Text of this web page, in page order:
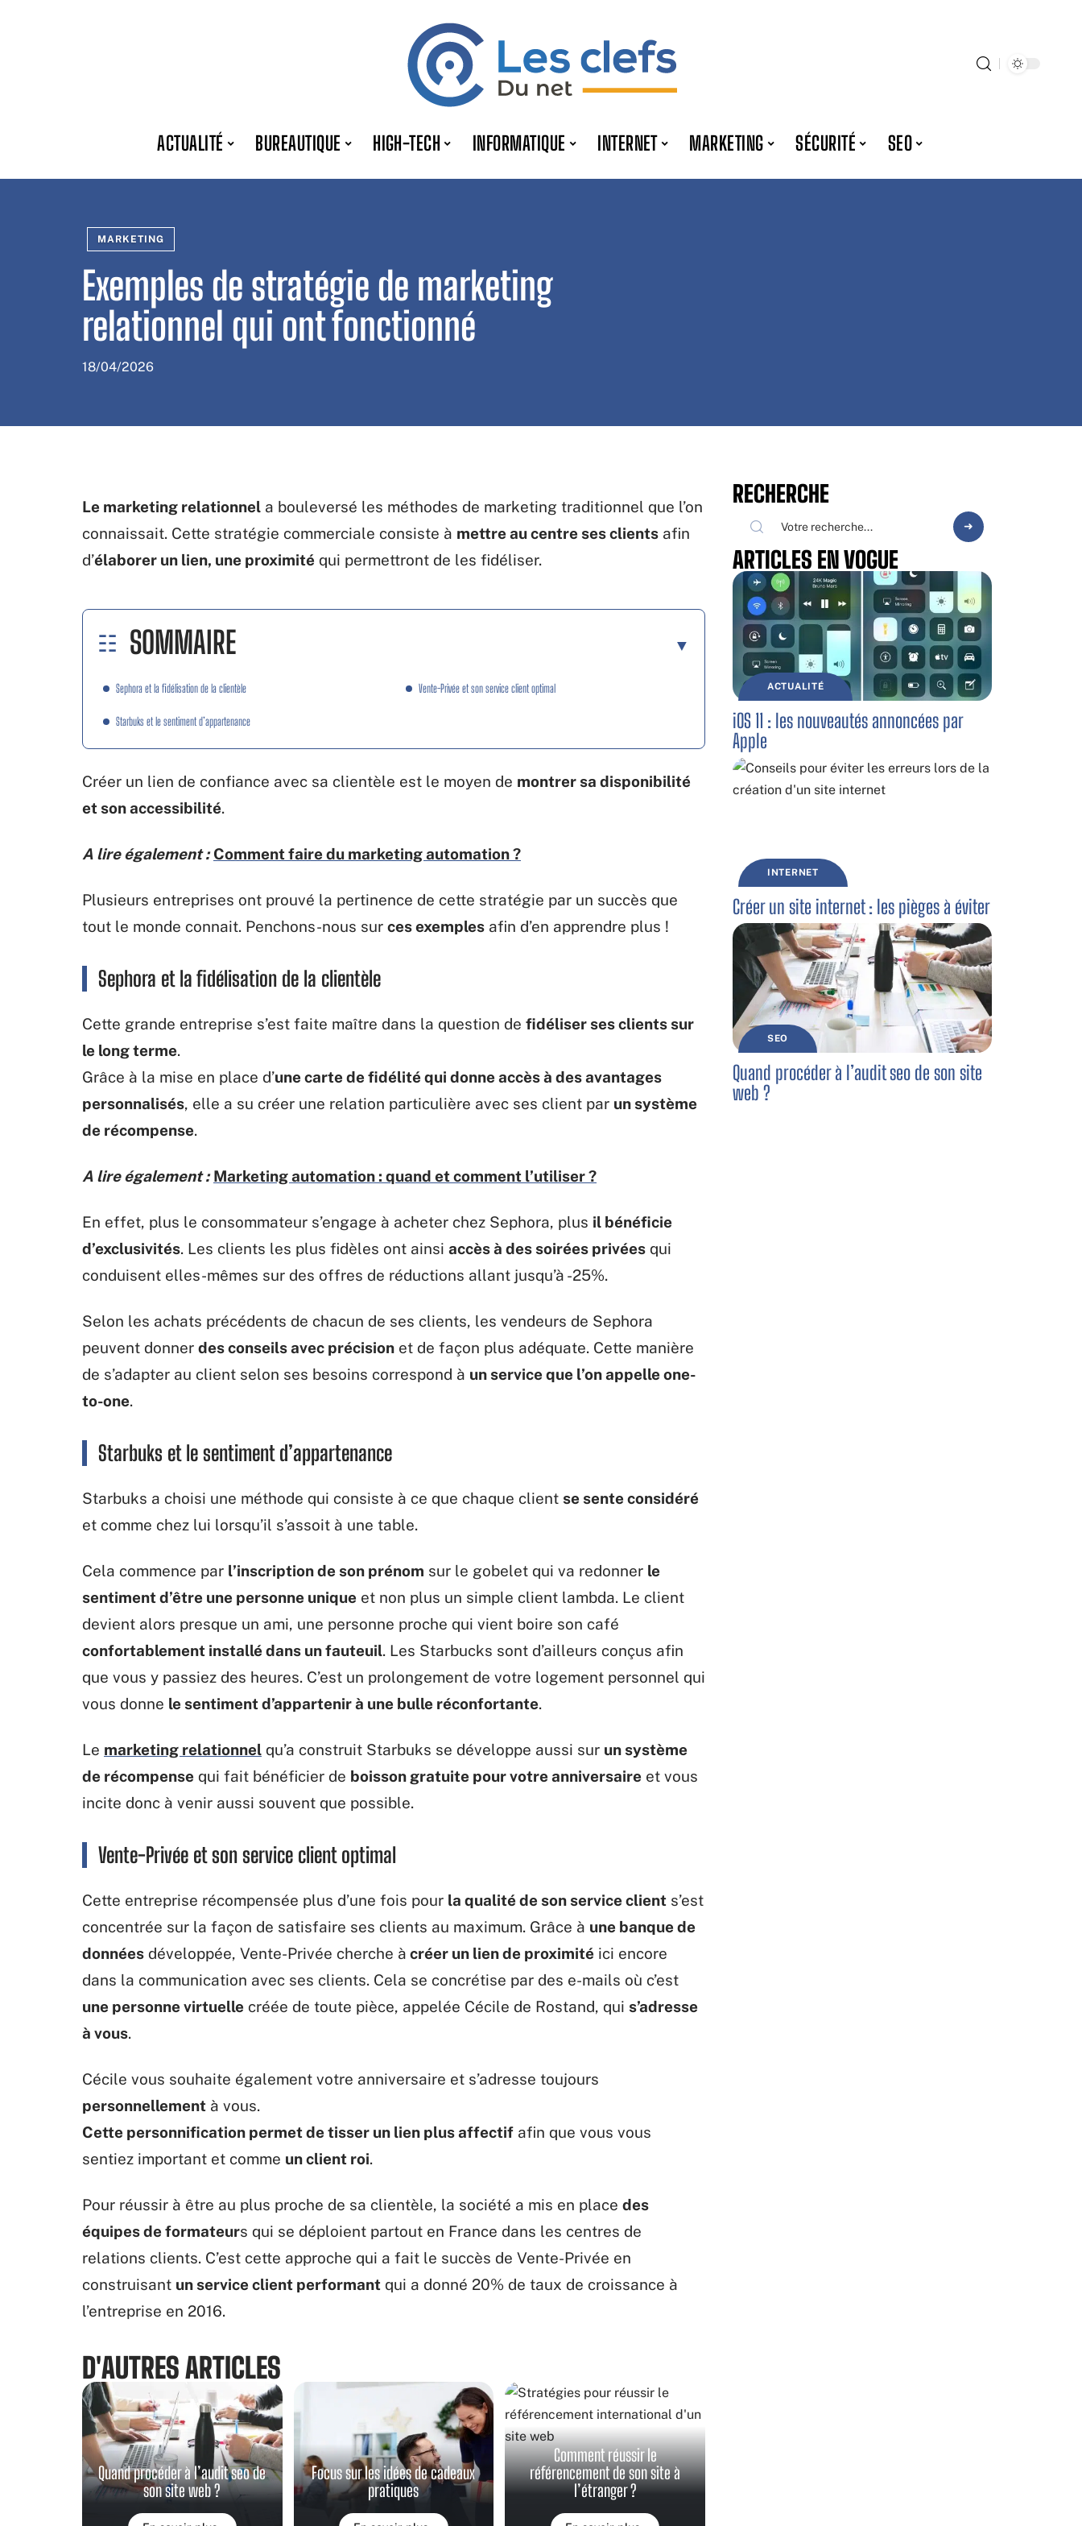
ACTUALITÉ BUREAUTIQUE HIGH-TECH INFORMATIQUE INTERNET MARKETING SÉCURITÉ SEO
MARKETING
Exemples de stratégie de marketing
relationnel qui ont fonctionné
18/04/2026
Le marketing relationnel a bouleversé les méthodes de marketing traditionnel que l’on
connaissait. Cette stratégie commerciale consiste à mettre au centre ses clients afin
d’élaborer un lien, une proximité qui permettront de les fidéliser.
SOMMAIRE
Sephora et la fidélisation de la clientèle
Starbuks et le sentiment d’appartenance
Vente-Privée et son service client optimal
Créer un lien de confiance avec sa clientèle est le moyen de montrer sa disponibilité
et son accessibilité.
A lire également : Comment faire du marketing automation ?
Plusieurs entreprises ont prouvé la pertinence de cette stratégie par un succès que
tout le monde connait. Penchons-nous sur ces exemples afin d’en apprendre plus !
Sephora et la fidélisation de la clientèle
Cette grande entreprise s’est faite maître dans la question de fidéliser ses clients sur
le long terme.
Grâce à la mise en place d’une carte de fidélité qui donne accès à des avantages
personnalisés, elle a su créer une relation particulière avec ses client par un système
de récompense.
A lire également : Marketing automation : quand et comment l’utiliser ?
En effet, plus le consommateur s’engage à acheter chez Sephora, plus il bénéficie
d’exclusivités. Les clients les plus fidèles ont ainsi accès à des soirées privées qui
conduisent elles-mêmes sur des offres de réductions allant jusqu’à -25%.
Selon les achats précédents de chacun de ses clients, les vendeurs de Sephora
peuvent donner des conseils avec précision et de façon plus adéquate. Cette manière
de s’adapter au client selon ses besoins correspond à un service que l’on appelle one-
to-one.
Starbuks et le sentiment d’appartenance
Starbuks a choisi une méthode qui consiste à ce que chaque client se sente considéré
et comme chez lui lorsqu’il s’assoit à une table.
Cela commence par l’inscription de son prénom sur le gobelet qui va redonner le
sentiment d’être une personne unique et non plus un simple client lambda. Le client
devient alors presque un ami, une personne proche qui vient boire son café
confortablement installé dans un fauteuil. Les Starbucks sont d’ailleurs conçus afin
que vous y passiez des heures. C’est un prolongement de votre logement personnel qui
vous donne le sentiment d’appartenir à une bulle réconfortante.
Le marketing relationnel qu’a construit Starbuks se développe aussi sur un système
de récompense qui fait bénéficier de boisson gratuite pour votre anniversaire et vous
incite donc à venir aussi souvent que possible.
Vente-Privée et son service client optimal
Cette entreprise récompensée plus d’une fois pour la qualité de son service client s’est
concentrée sur la façon de satisfaire ses clients au maximum. Grâce à une banque de
données développée, Vente-Privée cherche à créer un lien de proximité ici encore
dans la communication avec ses clients. Cela se concrétise par des e-mails où c’est
une personne virtuelle créée de toute pièce, appelée Cécile de Rostand, qui s’adresse
à vous.
Cécile vous souhaite également votre anniversaire et s’adresse toujours
personnellement à vous.
Cette personnification permet de tisser un lien plus affectif afin que vous vous
sentiez important et comme un client roi.
Pour réussir à être au plus proche de sa clientèle, la société a mis en place des
équipes de formateurs qui se déploient partout en France dans les centres de
relations clients. C’est cette approche qui a fait le succès de Vente-Privée en
construisant un service client performant qui a donné 20% de taux de croissance à
l’entreprise en 2016.
D'AUTRES ARTICLES
Quand procéder à l’audit seo de
son site web ?
Focus sur les idées de cadeaux
pratiques
Comment réussir le
référencement de son site à
l’étranger ?
RECHERCHE
ARTICLES EN VOGUE
ACTUALITÉ
iOS 11 : les nouveautés annoncées par
Apple
INTERNET
Créer un site internet : les pièges à éviter
SEO
Quand procéder à l’audit seo de son site
web ?